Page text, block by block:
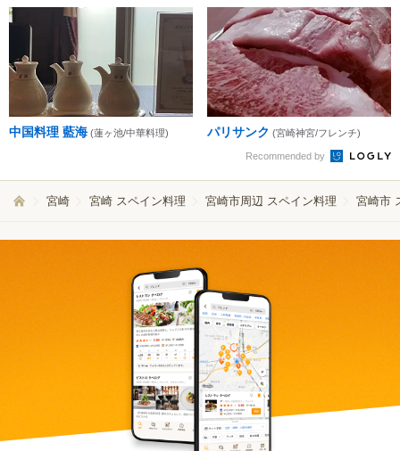
中国料理 藍海 (蓮ヶ池/中華料理) パリサンク (宮崎神宮/フレンチ)
Recommended by
宮崎 宮崎 スペイン料理 宮崎市周辺 スペイン料理 宮崎市